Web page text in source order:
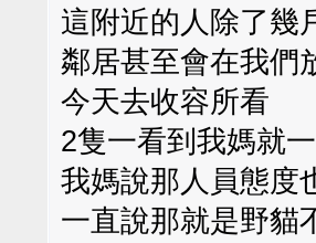
這附近的人除了幾
鄰居甚至會在我們
今天去收容所看
2隻一看到我媽就
我媽說那人員態度
一直說那就是野貓